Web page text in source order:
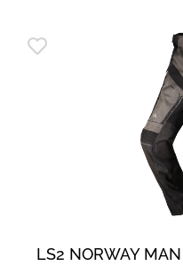
LS2 NORWAY